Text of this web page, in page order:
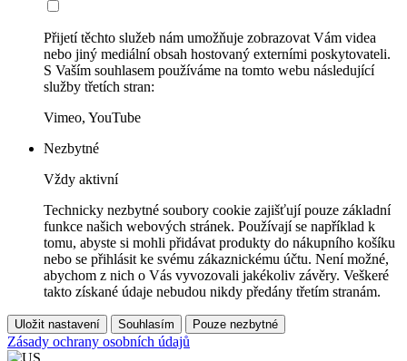
Přijetí těchto služeb nám umožňuje zobrazovat Vám videa
nebo jiný mediální obsah hostovaný externími poskytovateli.
S Vaším souhlasem používáme na tomto webu následující
služby třetích stran:
Vimeo, YouTube
Nezbytné
Vždy aktivní
Technicky nezbytné soubory cookie zajišťují pouze základní
funkce našich webových stránek. Používají se například k
tomu, abyste si mohli přidávat produkty do nákupního košíku
nebo se přihlásit ke svému zákaznickému účtu. Není možné,
abychom z nich o Vás vyvozovali jakékoliv závěry. Veškeré
takto získané údaje nebudou nikdy předány třetím stranám.
Uložit nastavení Souhlasím Pouze nezbytné
Zásady ochrany osobních údajů